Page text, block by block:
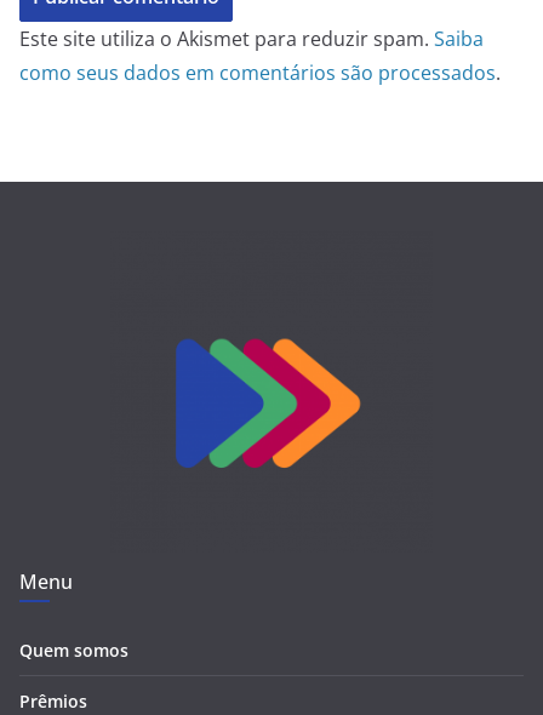
Este site utiliza o Akismet para reduzir spam. Saiba
como seus dados em comentários são processados.
Menu
Quem somos
Prêmios